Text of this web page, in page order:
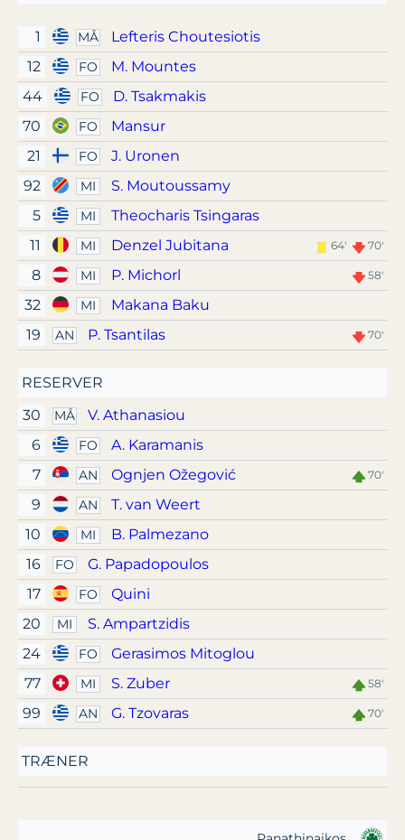
1 MÅ
Lefteris Choutesiotis
12
FO
M. Mountes
44
FO
D. Tsakmakis
70
FO
Mansur
21
FO
J. Uronen
92
MI
S. Moutoussamy
5
MI
Theocharis Tsingaras
11
MI Denzel Jubitana 64' 70'
8 MI P. Michorl 58'
32 MI
Makana Baku
19
AN P. Tsantilas 70'
RESERVER
30
MÅ
V. Athanasiou
6
FO
A. Karamanis
7
AN Ognjen Ožegović 70'
9 AN
T. van Weert
10
MI
B. Palmezano
16
FO
G. Papadopoulos
17
FO
Quini
20
MI
S. Ampartzidis
24
FO
Gerasimos Mitoglou
77
MI S. Zuber 58'
99 AN G. Tzovaras 70'
TRÆNER